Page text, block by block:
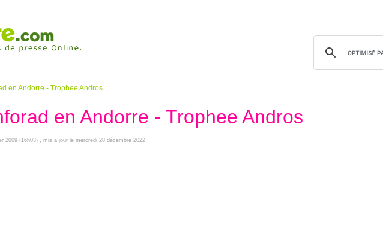
en Andorre - Trophee Andros
en Andorre - Trophee Andros
2009 (16h03) , mis a jour le mercredi 28 décembre 2022